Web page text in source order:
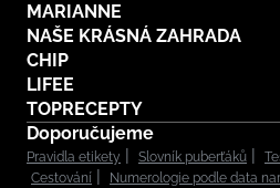
MARIANNE
NAŠE KRÁSNÁ ZAHRADA
CHIP
LIFEE
TOPRECEPTY
Doporučujeme
Pravidla etikety Slovník puberťáků
Cestování
Numerologie podle data